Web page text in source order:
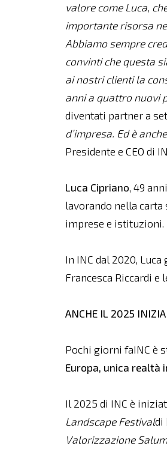
valore come Luca,
importante risorsa
Abbiamo sempre
convinti che questa
ai nostri clienti la
anni a quattro nuovi
diventati partner a
d’impresa. Ed è
Presidente e CEO di
Luca Cipriano, 49
lavorando nella carta
imprese e istituzioni.
In INC dal 2020,
Francesca Riccardi
ANCHE IL 2025
Pochi giorni faINC è
Europa, unica realtà
Il 2025 di INC è
Landscape Festivaldi
Valorizzazione